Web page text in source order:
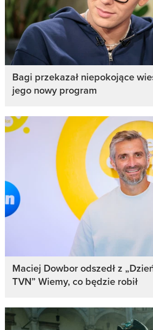
Bagi przekazał niepokojące
jego nowy program
Maciej Dowbor odszedł z
TVN” Wiemy, co będzie robił